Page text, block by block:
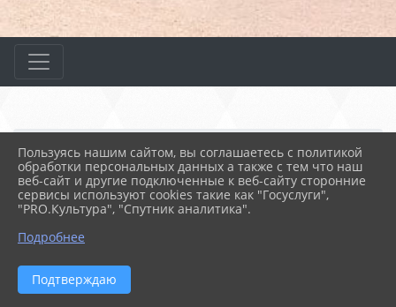
Главная МЕРОПРИЯТИЯ
Новости
Взрослый разговор о мире
15.04.2022 06:26
ВЗРОСЛЫЙ РАЗГОВОР О МИРЕ
Пользуясь нашим сайтом, вы соглашаетесь с политикой
обработки персональных данных а также с тем что наш
веб-сайт и другие подключенные к веб-сайту сторонние
сервисы используют cookies такие как "Госуслуги",
"PRO.Культура", "Спутник аналитика".
Подробнее
Подтверждаю